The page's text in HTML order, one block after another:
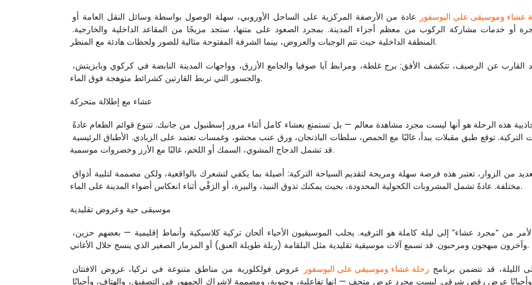
عشاء وموسيقى على البوسفور
المنطقة الداخلية حيث تتم الوجبات والعروض، بينما الشرفة المفتوحة مثالية للصور ولحظات هادئة مع المنظر.
والجسور التي تربط القارتين كشرائط متوهجة فوق الماء.
عشاء مع إطلالة متحركة
قد تشمل الدجاج المشوي، السمك أو اللحم، غالبًا مع الأرز وخضروات موسمية.
مختلفة. عادةً تشمل المشروبات الكحولية المحدودة، بحيث يمكنك تذوق النبيذ، والبيرة، أو الرَقْي أثناء انعكاس أضواء المدينة على الماء.
موسيقى حية وعروض تقليدية
وآخرون مبهجون ومرحبون. قد تسمع آلات موسيقية تقليدية مثل البلقامة (ربلة طويلة العنق) أو المزمار الصغير الذي ينسج خلال الأغاني.
الليلة، قد تتضمن برنامج رحلة عشاء وموسيقى على البوسفور